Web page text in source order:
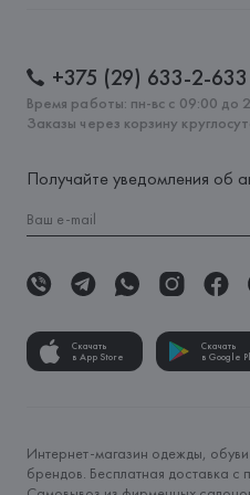
+375 (29) 633-2-633
Время работы: пн-вс с 09:00 до
Заказы через корзину
Получайте уведомления об
Скачать
в App Store
Скачать
в Google
Интернет-магазин одежды,
брендов. Бесплатная доставка